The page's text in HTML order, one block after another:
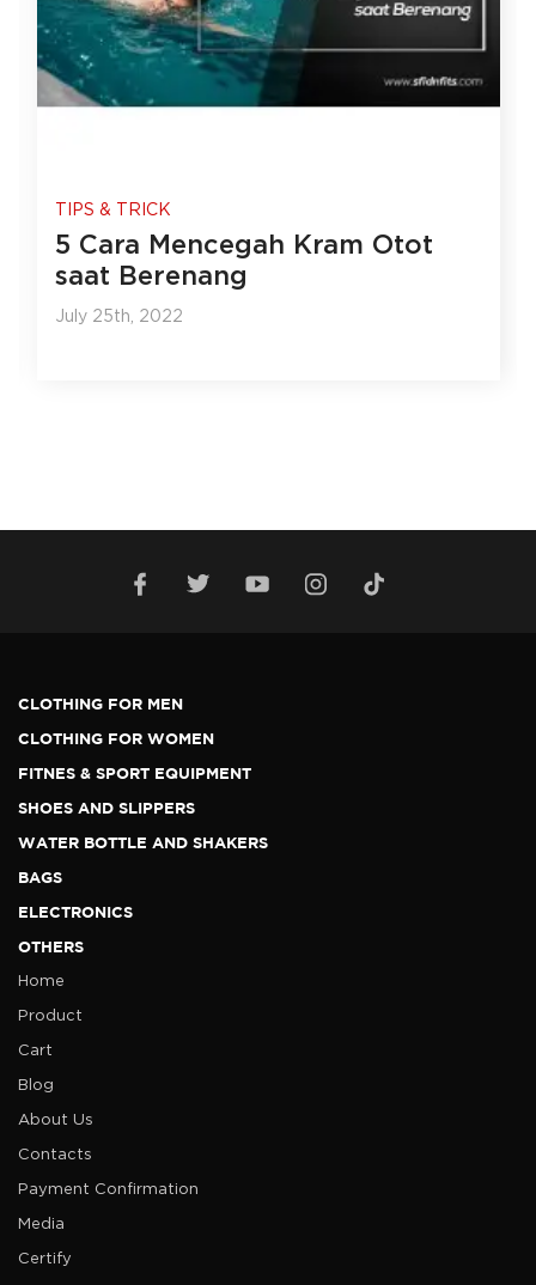
TIPS & TRICK
5 Cara Mencegah Kram Otot
saat Berenang
July 25th, 2022
CLOTHING FOR MEN
CLOTHING FOR WOMEN
FITNES & SPORT EQUIPMENT
SHOES AND SLIPPERS
WATER BOTTLE AND SHAKERS
BAGS
ELECTRONICS
OTHERS
Home
Product
Cart
Blog
About Us
Contacts
Payment Confirmation
Media
Certify